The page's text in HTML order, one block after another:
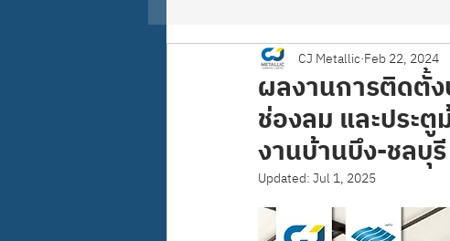
ผลงานตาข่าย-ตะแกรง ผลงานโฟลดิ้งเกท
ผลงานการติดตั้ง
ช่องลม และประ
งานบ้านบึง-ชลบุ
CJ Metallic Feb 22, 2024
Updated:Jul 1, 2025